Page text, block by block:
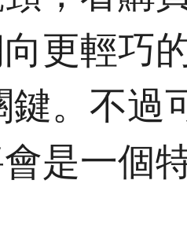
更輕巧
鍵。不過
是一個